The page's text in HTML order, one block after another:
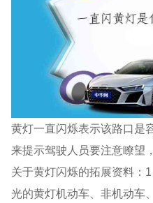
黄灯一直闪烁表示该路口是
来提示驾驶人员要注意瞭望
关于黄灯闪烁的拓展资料：
光的黄灯机动车、非机动车